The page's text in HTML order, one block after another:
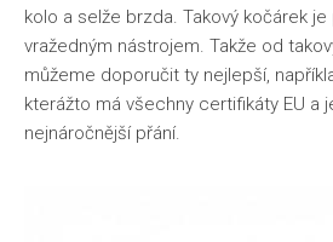
kolo a selže brzda. Takový kočárek
vražedným nástrojem. Takže od
můžeme doporučit ty nejlepší,
kterážto má všechny certifikáty EU a
nejnáročnější přání.